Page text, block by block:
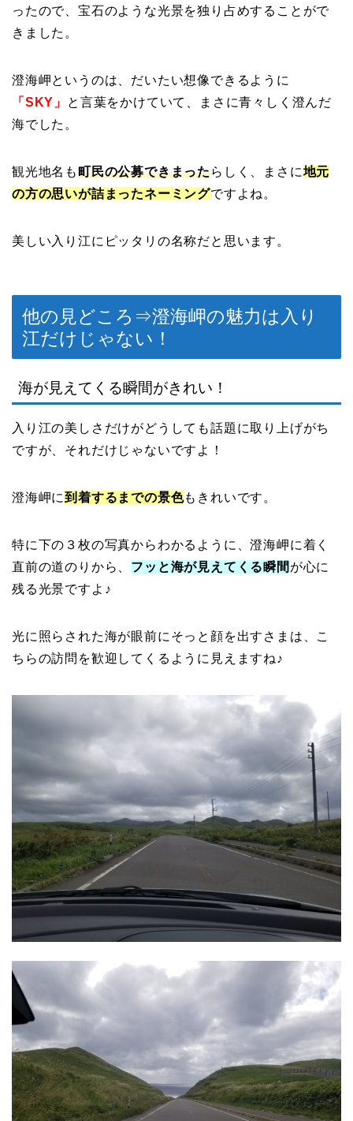
ったので、宝石のような光景を独り占めすることがで
きました。
澄海岬というのは、だいたい想像できるように
「SKY」
と言葉をかけていて、まさに青々しく澄んだ
海でした。
観光地名も町民の公募できまったらしく、まさに地元
の方の思いが詰まったネーミングですよね。
美しい入り江にピッタリの名称だと思います。
他の見どころ⇒澄海岬の魅力は入り
江だけじゃない！
海が見えてくる瞬間がきれい！
入り江の美しさだけがどうしても話題に取り上げがち
ですが、それだけじゃないですよ！
澄海岬に到着するまでの景色もきれいです。
特に下の３枚の写真からわかるように、澄海岬に着く
直前の道のりから、 フッと海が見えてくる瞬間 が心に
残る光景ですよ♪
光に照らされた海が眼前にそっと顔を出すさまは、こ
ちらの訪問を歓迎してくるように見えますね♪